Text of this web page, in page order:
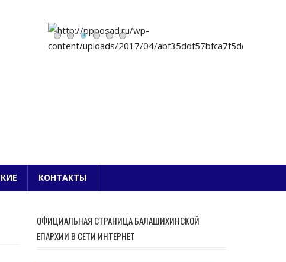
БЛАГОЧИНИЕ
КОНТАКТЫ
ОФИЦИАЛЬНАЯ СТРАНИЦА БАЛАШИХИНСКОЙ
ЕПАРХИИ В СЕТИ ИНТЕРНЕТ